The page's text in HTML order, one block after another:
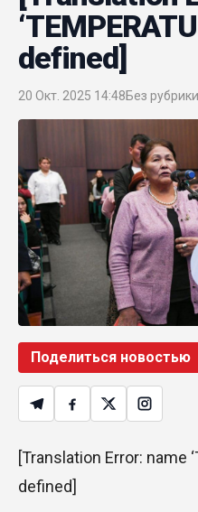
defined]
20 Окт. 2025 14:48Без рубрики
Поделиться новостью
[Translation Error: name
defined]